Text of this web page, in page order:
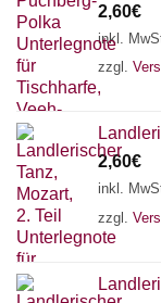
2,60€
inkl.
zzgl.
2,60€
inkl.
zzgl.